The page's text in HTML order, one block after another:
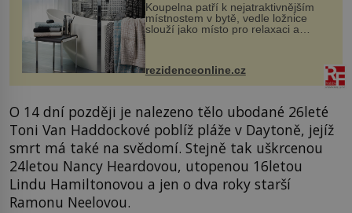
Koupelna patří k nejatraktivnějším
místnostem v bytě, vedle ložnice
slouží jako místo pro relaxaci a
odpočinek. Koupelnový textil –
ručníky, osušky a koberečky –
mohou jako mávnutím kouzelného
proutku...
rezidenceonline.cz
O 14 dní později je nalezeno tělo ubodané 26leté
Toni Van Haddockové poblíž pláže v Daytoně, jejíž
smrt má také na svědomí. Stejně tak uškrcenou
24letou Nancy Heardovou, utopenou 16letou
Lindu Hamiltonovou a jen o dva roky starší
Ramonu Neelovou.